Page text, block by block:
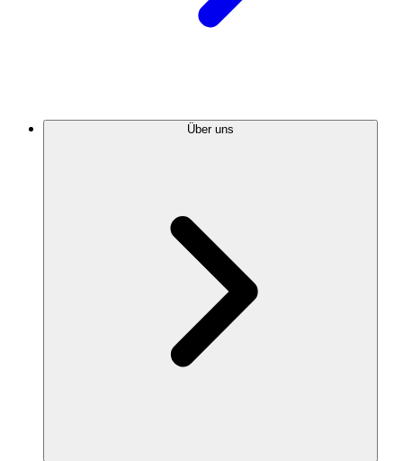
Über uns